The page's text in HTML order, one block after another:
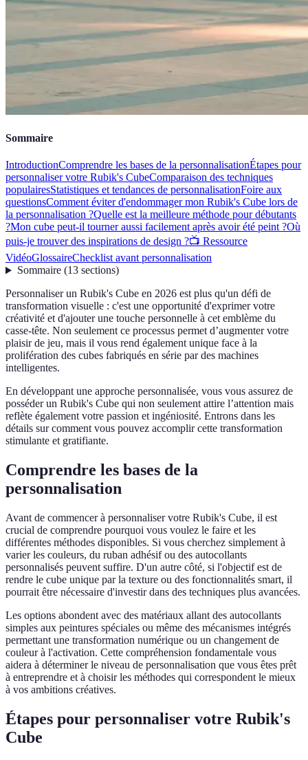
Sommaire
IntroductionComprendre les bases de la personnalisationÉtapes pour
personnaliser votre Rubik's CubeComparaison des techniques
populairesStatistiques et tendances de personnalisationFoire aux
questionsComment éviter d'endommager mon Rubik's Cube lors de
la personnalisation ?Quelle est la meilleure méthode pour débutants
?Mon cube peut-il tourner aussi facilement après avoir été peint ?Où
puis-je trouver des inspirations de design ?📺 Ressource
VidéoGlossaireChecklist avant personnalisation
Sommaire(13 sections)
Personnaliser un Rubik's Cube en 2026 est plus qu'un défi de
transformation visuelle : c'est une opportunité d'exprimer votre
créativité et d'ajouter une touche personnelle à cet emblème du
casse-tête. Non seulement ce processus permet d’augmenter votre
plaisir de jeu, mais il vous rend également unique face à la
prolifération des cubes fabriqués en série par des machines
intelligentes.
En développant une approche personnalisée, vous vous assurez de
posséder un Rubik's Cube qui non seulement attire l’attention mais
reflète également votre passion et ingéniosité. Entrons dans les
détails sur comment vous pouvez accomplir cette transformation
stimulante et gratifiante.
Comprendre les bases de la
personnalisation
Avant de commencer à personnaliser votre Rubik's Cube, il est
crucial de comprendre pourquoi vous voulez le faire et les
différentes méthodes disponibles. Si vous cherchez simplement à
varier les couleurs, du ruban adhésif ou des autocollants
personnalisés peuvent suffire. D'un autre côté, si l'objectif est de
rendre le cube unique par la texture ou des fonctionnalités smart, il
pourrait être nécessaire d'investir dans des techniques plus avancées.
Les options abondent avec des matériaux allant des autocollants
simples aux peintures spéciales ou même des mécanismes intégrés
permettant une transformation numérique ou un changement de
couleur à l'activation. Cette compréhension fondamentale vous
aidera à déterminer le niveau de personnalisation que vous êtes prêt
à entreprendre et à choisir les méthodes qui correspondent le mieux
à vos ambitions créatives.
Étapes pour personnaliser votre Rubik's
Cube